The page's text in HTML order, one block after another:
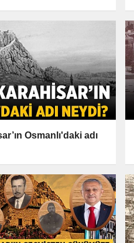
Osmanlı'daki adı